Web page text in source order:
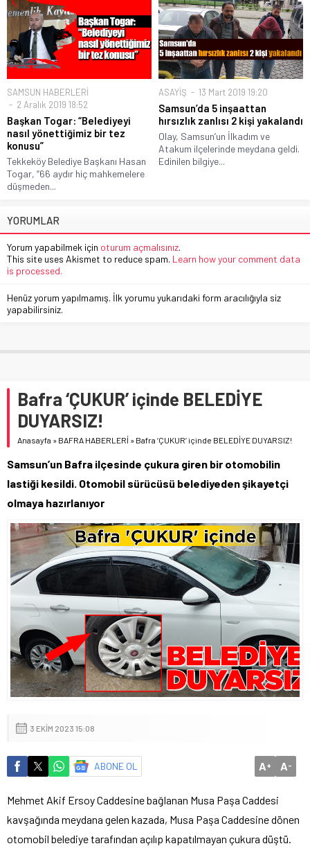
SAMSUN HABERLERİ
2 Aralık 2019 18:52
Başkan Togar: “Belediyeyi
nasıl yönettiğimiz bir tez
konusu”
Tekkeköy Belediye Başkanı Hasan
Togar, “66 aydır hiç mahkemelere
düşmeden...
ASAYİŞ 13 Mart 2019 19:20
Samsun’da 5 inşaattan
hırsızlık zanlısı 2 kişi yakalandı
Olay, Samsun’un İlkadım ve
Atakum ilçelerinde meydana geldi.
Edinilen bilgiye...
YORUMLAR
Yorum yapabilmek için oturum açmalısınız.
This site uses Akismet to reduce spam. Learn how your comment data
is processed.
Henüz yorum yapılmamış. İlk yorumu yukarıdaki form aracılığıyla siz
yapabilirsiniz.
Bafra ‘ÇUKUR’ içinde BELEDİYE
DUYARSIZ!
Anasayfa » BAFRA HABERLERİ » Bafra ‘ÇUKUR’ içinde BELEDİYE DUYARSIZ!
Samsun’un Bafra ilçesinde çukura giren bir otomobilin
lastiği kesildi. Otomobil sürücüsü belediyeden şikayetçi
olmaya hazırlanıyor
3 EKIM 2023 15:08
ABONE OL A+ A-
Mehmet Akif Ersoy Caddesine bağlanan Musa Paşa Caddesi
kavşağında meydana gelen kazada, Musa Paşa Caddesine dönen
otomobil belediye tarafından açılıp kapatılmayan çukura düştü.